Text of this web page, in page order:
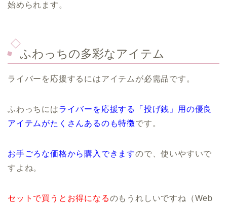
始められます。
ふわっちの多彩なアイテム
ライバーを応援するにはアイテムが必需品です。
ふわっちにはライバーを応援する「投げ銭」用の優良
アイテムがたくさんあるのも特徴です。
お手ごろな価格から購入できますので、使いやすいで
すよね。
セットで買うとお得になるのもうれしいですね（Web